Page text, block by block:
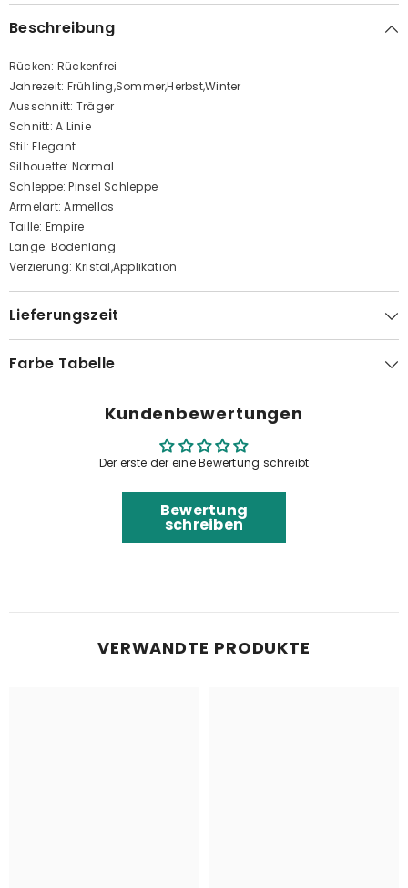
Beschreibung
Rücken: Rückenfrei
Jahrezeit: Frühling,Sommer,Herbst,Winter
Ausschnitt: Träger
Schnitt: A Linie
Stil: Elegant
Silhouette: Normal
Schleppe: Pinsel Schleppe
Ärmelart: Ärmellos
Taille: Empire
Länge: Bodenlang
Verzierung: Kristal,Applikation
Lieferungszeit
Farbe Tabelle
Kundenbewertungen
Der erste der eine Bewertung schreibt
Bewertung
schreiben
VERWANDTE PRODUKTE